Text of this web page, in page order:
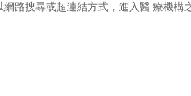
路搜尋或超連結方式，進入醫 療機構